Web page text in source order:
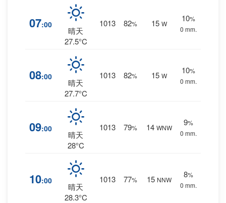
07:00
晴天
27.5°C
1013 82% 15 W
10%
0 mm.
08:00
晴天
27.7°C
1013 82% 15 W
10%
0 mm.
09:00
晴天
28°C
1013 79% 14 WNW
9%
0 mm.
10:00
晴天
28.3°C
1013 77% 15 NNW
8%
0 mm.